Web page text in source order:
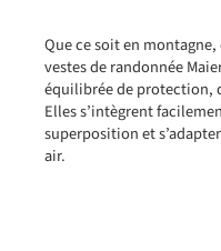
Que ce soit en
vestes de randonnée
équilibrée de protection,
Elles s’intègrent
superposition et
air.